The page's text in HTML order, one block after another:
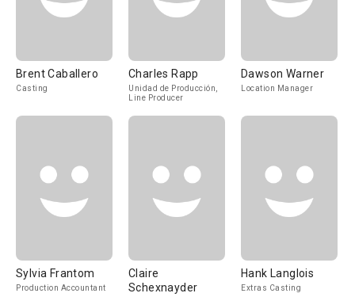
Brent Caballero
Casting
Charles Rapp
Unidad de Producción,
Line Producer
Dawson Warner
Location Manager
Sylvia Frantom
Production Accountant
Claire
Schexnayder
Hank Langlois
Extras Casting